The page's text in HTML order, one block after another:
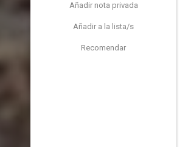
Añadir nota privada
Añadir a la lista/s
Recomendar